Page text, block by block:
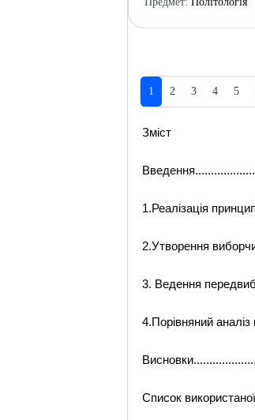
1 2 3 4 5
Зміст
1.Реалізація
2.Утворення
3. Ведення
4.Порівняний
Список